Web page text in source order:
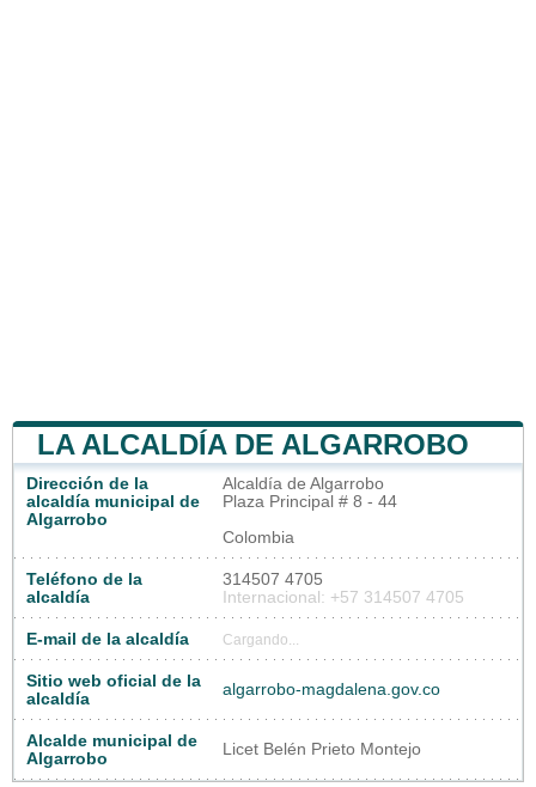
LA ALCALDÍA DE ALGARROBO
Dirección de la
alcaldía municipal de
Algarrobo
Alcaldía de Algarrobo
Plaza Principal # 8 - 44
Colombia
Teléfono de la
alcaldía
314507 4705
Internacional: +57 314507 4705
E-mail de la alcaldía Cargando...
Sitio web oficial de la
alcaldía
algarrobo-magdalena.gov.co
Alcalde municipal de
Algarrobo
Licet Belén Prieto Montejo